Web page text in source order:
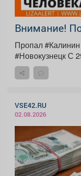
Внимание!
Пропал
VSE42.RU
02.08.2026